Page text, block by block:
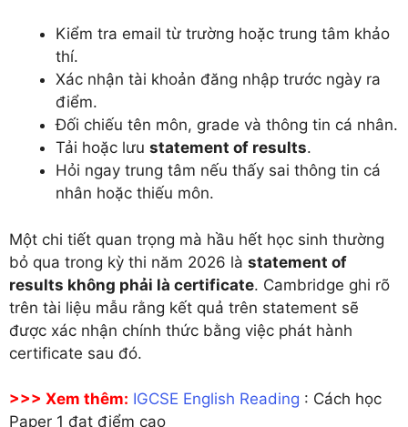
Kiểm tra email từ trường hoặc trung tâm khảo
thí.
Xác nhận tài khoản đăng nhập trước ngày ra
điểm.
Đối chiếu tên môn, grade và thông tin cá nhân.
Tải hoặc lưu statement of results.
Hỏi ngay trung tâm nếu thấy sai thông tin cá
nhân hoặc thiếu môn.
Một chi tiết quan trọng mà hầu hết học sinh thường
bỏ qua trong kỳ thi năm 2026 là statement of
results không phải là certificate. Cambridge ghi rõ
trên tài liệu mẫu rằng kết quả trên statement sẽ
được xác nhận chính thức bằng việc phát hành
certificate sau đó.
>>> Xem thêm: IGCSE English Reading : Cách học
Paper 1 đạt điểm cao